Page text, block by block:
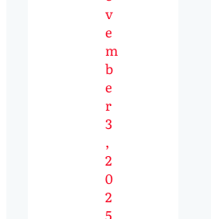
v
e
m
b
e
r
3
,
2
0
2
5